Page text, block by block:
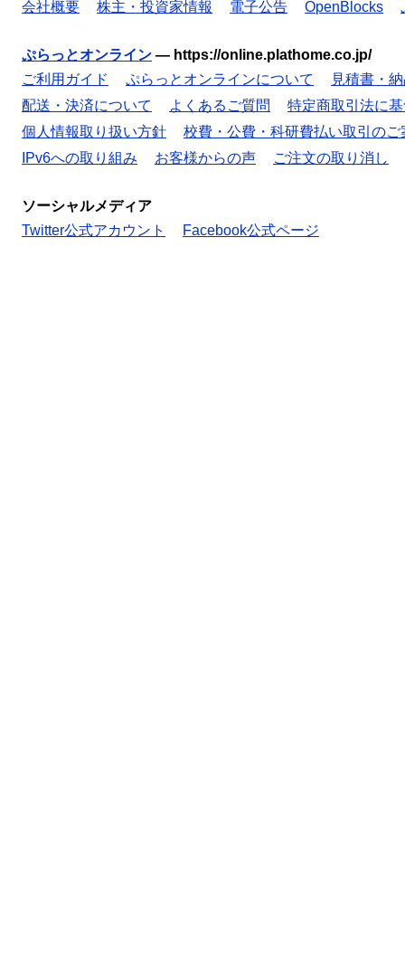
会社概要 株主・投資家情報 電子公告 OpenBlocks
ぷらっとオンライン — https://online.plathome.co.jp/
ご利用ガイド
ぷらっとオンラインについて
見積書・
配送・決済について
よくあるご質問
特定商取引法に
個人情報取り扱い方針
校費・公費・科研費払い取引のご
IPv6への取り組み
お客様からの声 ご注文の取り消し
ソーシャルメディア
Twitter公式アカウント
Facebook公式ページ